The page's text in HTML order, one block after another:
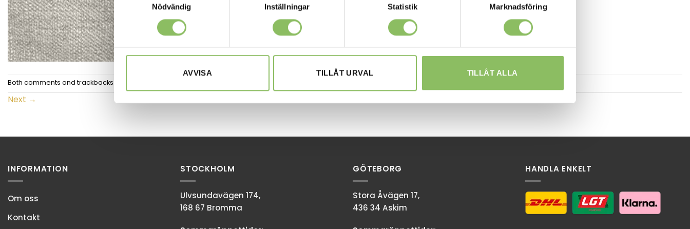
Nödvändig
Inställningar Statistik Marknadsföring
AVVISA TILLÅT URVAL TILLÅT ALLA
Both comments and trackbacks are currently closed.
Next →
INFORMATION
Om oss
Kontakt
STOCKHOLM
Ulvsundavägen 174,
168 67 Bromma
GÖTEBORG
Stora Åvägen 17,
436 34 Askim
HANDLA ENKELT